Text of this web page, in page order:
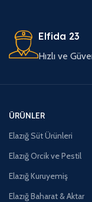
Elfida 23
Hızlı ve
ÜRÜNLER
Elazığ Süt Ürünleri
Elazığ Orcik ve Pestil
Elazığ Kuruyemiş
Elazığ Baharat & Aktar